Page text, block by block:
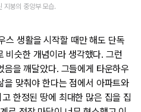
지붕의 중앙부 모습.
스 생활을 시작할 때만 해도 단독
비슷한 개념이라 생각했다. 그런
음을 깨달았다. 그들에게 타운하우
을 맞춰야 한다는 점에서 아파트와
한정된 땅에 최대한 많은 집을 집